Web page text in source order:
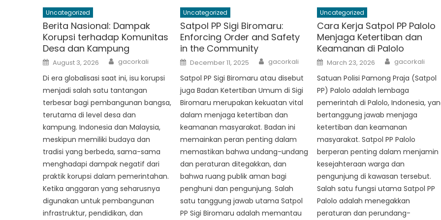
Uncategorized
Berita Nasional: Dampak
Korupsi terhadap Komunitas
Desa dan Kampung
Posted
on
August 3, 2026 Author
gacorkali
Di era globalisasi saat ini, isu korupsi
menjadi salah satu tantangan
terbesar bagi pembangunan bangsa,
terutama di level desa dan
kampung. Indonesia dan Malaysia,
meskipun memiliki budaya dan
tradisi yang berbeda, sama-sama
menghadapi dampak negatif dari
praktik korupsi dalam pemerintahan.
Ketika anggaran yang seharusnya
digunakan untuk pembangunan
infrastruktur, pendidikan, dan
Uncategorized
Satpol PP Sigi Biromaru:
Enforcing Order and Safety
in the Community
Posted
on
December 11, 2025 Author
gacorkali
Satpol PP Sigi Biromaru atau disebut
juga Badan Ketertiban Umum di Sigi
Biromaru merupakan kekuatan vital
dalam menjaga ketertiban dan
keamanan masyarakat. Badan ini
memainkan peran penting dalam
memastikan bahwa undang-undang
dan peraturan ditegakkan, dan
bahwa ruang publik aman bagi
penghuni dan pengunjung. Salah
satu tanggung jawab utama Satpol
PP Sigi Biromaru adalah memantau
Uncategorized
Cara Kerja Satpol PP Palolo
Menjaga Ketertiban dan
Keamanan di Palolo
Posted
on
March 23, 2026 Author
gacorkali
Satuan Polisi Pamong Praja (Satpol
PP) Palolo adalah lembaga
pemerintah di Palolo, Indonesia,
bertanggung jawab menjaga
ketertiban dan keamanan
masyarakat. Satpol PP Palolo
berperan penting dalam menjamin
kesejahteraan warga dan
pengunjung di kawasan tersebut.
Salah satu fungsi utama Satpol PP
Palolo adalah menegakkan
peraturan dan perundang-